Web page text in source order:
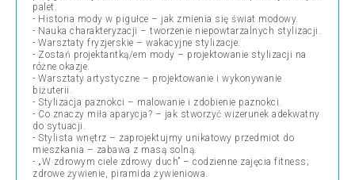
palet.
- Historia mody w pigułce – jak zmienia się świat modowy.
- Nauka charakteryzacji – tworzenie niepowtarzalnych stylizacji.
- Warsztaty fryzjerskie – wakacyjne stylizacje.
- Zostań projektantką/em mody – projektowanie stylizacji na
różne okazje.
- Warsztaty artystyczne – projektowanie i wykonywanie
biżuterii.
- Stylizacja paznokci – malowanie i zdobienie paznokci.
- Co znaczy miła aparycja? – jak stworzyć wizerunek adekwatny
do sytuacji.
- Stylista wnętrz – zaprojektujmy unikatowy przedmiot do
mieszkania – zabawa z masą solną.
- „W zdrowym ciele zdrowy duch” – codzienne zajęcia fitness;
zdrowe żywienie, piramida żywieniowa.